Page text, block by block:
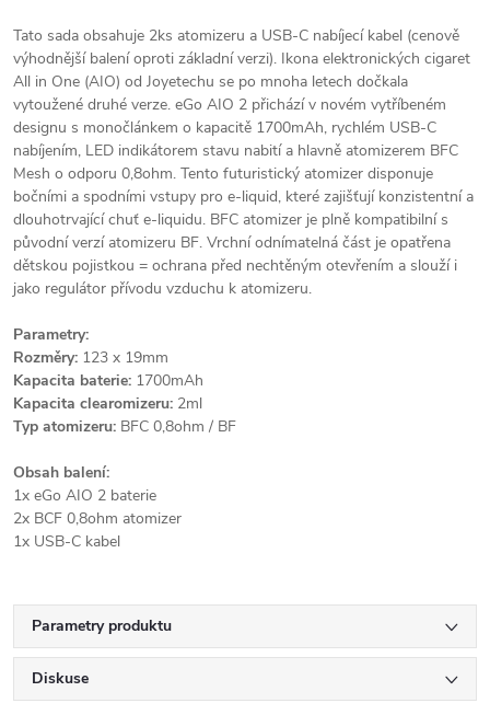
Tato sada obsahuje 2ks atomizeru a USB-C nabíjecí kabel (cenově
výhodnější balení oproti základní verzi). Ikona elektronických cigaret
All in One (AIO) od Joyetechu se po mnoha letech dočkala
vytoužené druhé verze. eGo AIO 2 přichází v novém vytříbeném
designu s monočlánkem o kapacitě 1700mAh, rychlém USB-C
nabíjením, LED indikátorem stavu nabití a hlavně atomizerem BFC
Mesh o odporu 0,8ohm. Tento futuristický atomizer disponuje
bočními a spodními vstupy pro e-liquid, které zajišťují konzistentní a
dlouhotrvající chuť e-liquidu. BFC atomizer je plně kompatibilní s
původní verzí atomizeru BF. Vrchní odnímatelná část je opatřena
dětskou pojistkou = ochrana před nechtěným otevřením a slouží i
jako regulátor přívodu vzduchu k atomizeru.
Parametry:
Rozměry: 123 x 19mm
Kapacita baterie: 1700mAh
Kapacita clearomizeru: 2ml
Typ atomizeru: BFC 0,8ohm / BF
Obsah balení:
1x eGo AIO 2 baterie
2x BCF 0,8ohm atomizer
1x USB-C kabel
Parametry produktu
Diskuse